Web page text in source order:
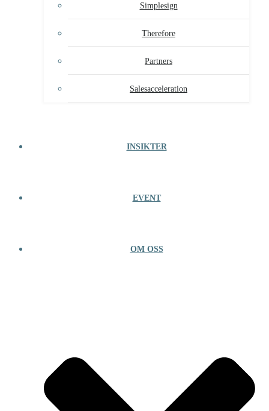
Simplesign
Therefore
Partners
Salesacceleration
INSIKTER
EVENT
OM OSS